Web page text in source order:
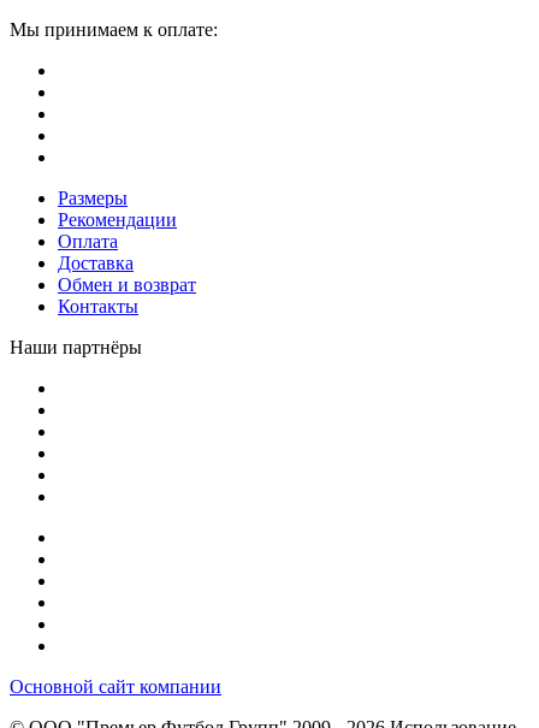
Мы принимаем к оплате:
Размеры
Рекомендации
Оплата
Доставка
Обмен и возврат
Контакты
Наши партнёры
Основной сайт компании